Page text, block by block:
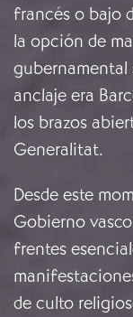
francés o bajo
la opción de
gubernamental
anclaje era
los brazos
Generalitat.
Desde este
Gobierno
frentes
de culto